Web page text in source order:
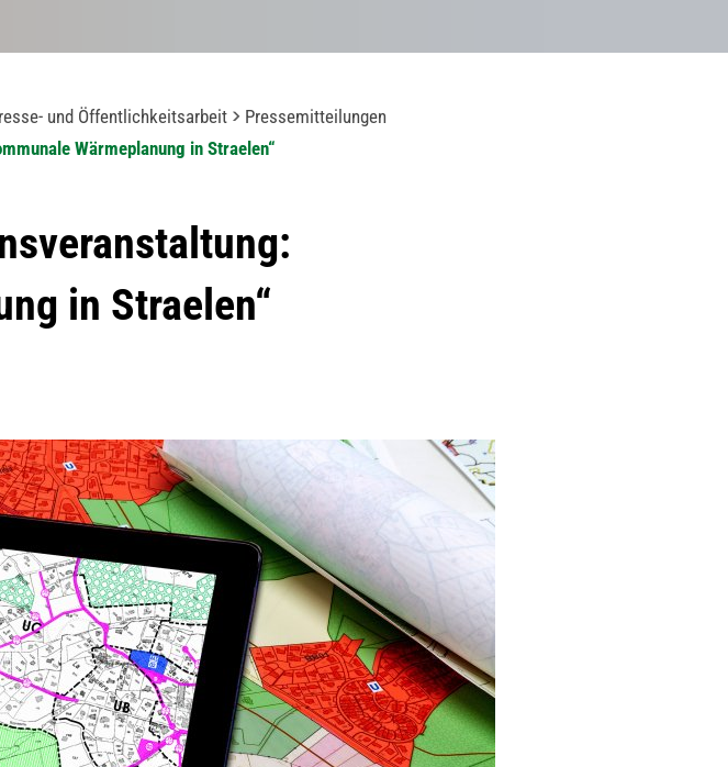
und Öffentlichkeitsarbeit
Pressemitteilungen
Wärmeplanung in Straelen“
in Straelen“